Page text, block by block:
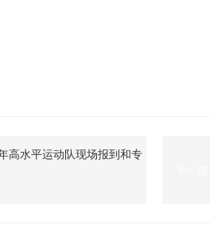
高水平运动队现场报到和专